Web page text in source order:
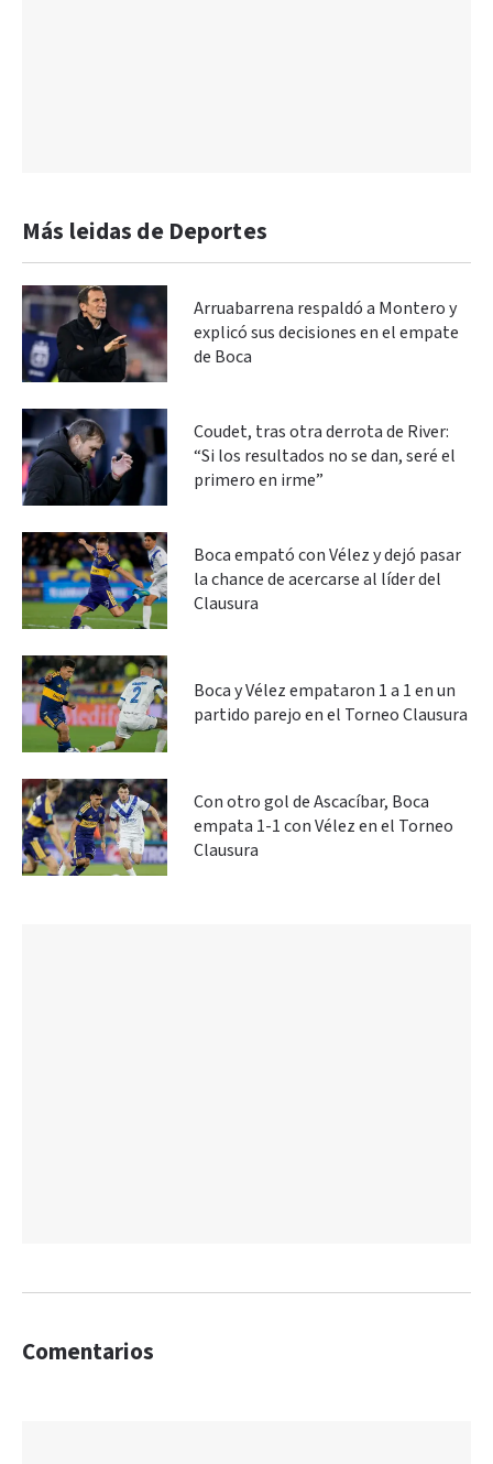
Más leidas de Deportes
Arruabarrena respaldó a Montero y
explicó sus decisiones en el empate
de Boca
Coudet, tras otra derrota de River:
“Si los resultados no se dan, seré el
primero en irme”
Boca empató con Vélez y dejó pasar
la chance de acercarse al líder del
Clausura
Boca y Vélez empataron 1 a 1 en un
partido parejo en el Torneo Clausura
Con otro gol de Ascacíbar, Boca
empata 1-1 con Vélez en el Torneo
Clausura
Comentarios